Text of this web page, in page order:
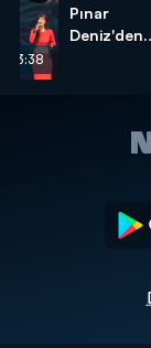
Pınar
Deniz'den